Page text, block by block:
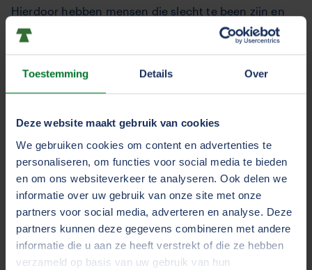
Toestemming Details Over
Deze website maakt gebruik van cookies
We gebruiken cookies om content en advertenties te
personaliseren, om functies voor social media te bieden
en om ons websiteverkeer te analyseren. Ook delen we
informatie over uw gebruik van onze site met onze
partners voor social media, adverteren en analyse. Deze
partners kunnen deze gegevens combineren met andere
informatie die u aan ze heeft verstrekt of die ze hebben
verzameld op basis van uw gebruik van hun
Hierdoor hebben mensen die slecht te been zijn en
rolstoel-, rollator- en scootmobielgebruikers op het
sportpark makkelijker toegang tot de kantine.
"Wij zijn ontzettend blij dat wij hiervoor
ontvangen van 3.000 euro. Grote dank
aan Frank en TVM foundation!"
De TVM foundation
ondersteunt